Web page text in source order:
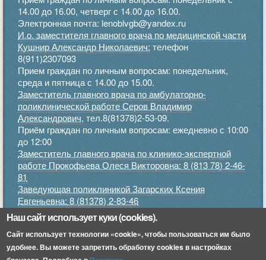
14.00 до 16.00, четверг с 14.00 до 16.00.
Электронная почта: lenoblvgb@yandex.ru
И.о. заместителя главного врача по медицинской части
Кушнир Александр Николаевич: телефон
8(911)2307093
Прием граждан по личным вопросам: понедельник,
среда и пятница с 14.00 до 15.00.
Заместитель главного врача по амбулаторно-
поликлинической работе Серов Владимир
Александрович, тел.8(81378)2-53-09.
Приём граждан по личным вопросам: ежедневно с 10:00
до 12:00
Заместитель главного врача по клинико-экспертной
работе Прокофьева Олеся Викторовна: 8 (813 78) 2-46-
81
Заведующая поликлиникой Загарских Ксения
Евгеньевна: 8 (81378) 2-83-46
Прием граждан по личным вопросам: понедельник,
среда, пятница с 9.00 до 12.00, четверг с 15.00 до 17.00
.
Приемное отделение:8 (813 78) 2-45-52
Наш сайт использует куки (cookies).
Сайт использует технологии «cookie», чтобы пользоваться им было
удобнее. Вы можете запретить обработку cookies в настройках